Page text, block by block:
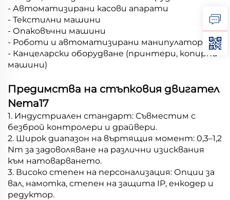
- Автоматизирани касови апарати
- Текстилни машини
- Опаковъчни машини
- Роботи и автоматизирани манипулатори
- Канцеларски оборудване (принтери, копирни
машини)
Предимства на стъпковия двигател
Nema17
1. Индустриален стандарт: Съвместим с
безброй контролери и драйвери.
2. Широк диапазон на въртящия момент: 0,3–1,2
Nm за задоволяване на различни изисквания
към натоварването.
3. Високо степен на персонализация: Опции за
вал, намотка, степен на защита IP, енкодер и
редуктор.